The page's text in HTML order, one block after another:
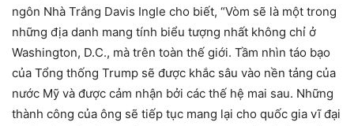
ngôn Nhà Trắng Davis Ingle cho biết, “Vòm sẽ là một trong
những địa danh mang tính biểu tượng nhất không chỉ ở
Washington, D.C., mà trên toàn thế giới. Tầm nhìn táo bạo
của Tổng thống Trump sẽ được khắc sâu vào nền tảng của
nước Mỹ và được cảm nhận bởi các thế hệ mai sau. Những
thành công của ông sẽ tiếp tục mang lại cho quốc gia vĩ đại